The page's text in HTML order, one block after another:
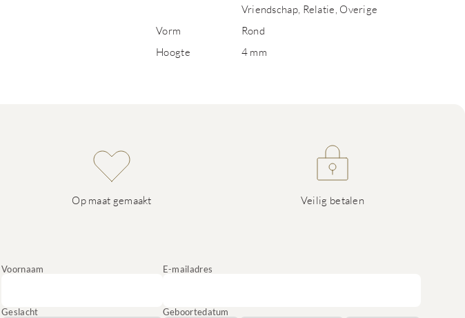
Vriendschap, Relatie, Overige
Vorm
Rond
Hoogte
4 mm
Op maat gemaakt Veilig betalen
Voornaam E-mailadres
Geslacht Geboortedatum